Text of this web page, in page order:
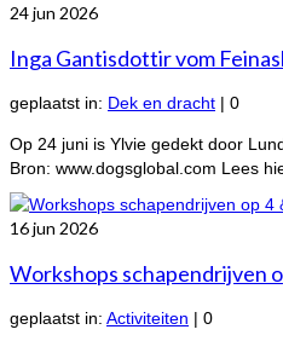
24jun 2026
Inga Gantisdottir vom
geplaatst in: Dek en dracht | 0
Op 24 juni is Ylvie gedekt door
Bron: www.dogsglobal.com Lees
16jun 2026
Workshops schapendrijven
geplaatst in: Activiteiten | 0